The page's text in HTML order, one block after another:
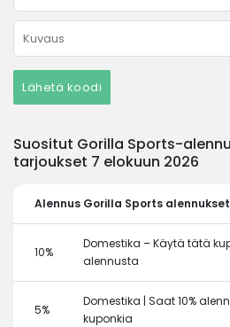
Lähetä koodi
Suositut Gorilla Sports-
tarjoukset 7 elokuun 2026
Alennus Gorilla Sports alennukset
10%
Domestika – Käytä tätä
alennusta
5%
Domestika | Saat 10%
kuponkia